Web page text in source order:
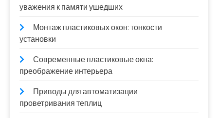
уважения к памяти ушедших
Монтаж пластиковых окон: тонкости
установки
Современные пластиковые окна:
преображение интерьера
Приводы для автоматизации
проветривания теплиц